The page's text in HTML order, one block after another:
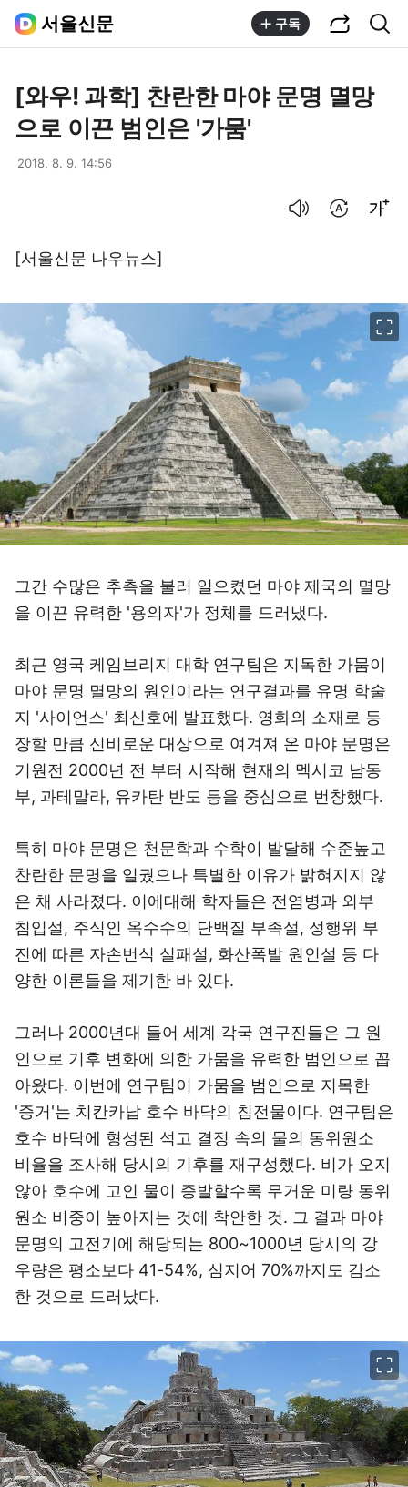
서울신문 구독
[와우! 과학] 찬란한 마야 문명 멸망
으로 이끈 범인은 '가뭄'
2018. 8. 9. 14:56
[서울신문 나우뉴스]
그간 수많은 추측을 불러 일으켰던 마야 제국의 멸망
을 이끈 유력한 '용의자'가 정체를 드러냈다.
최근 영국 케임브리지 대학 연구팀은 지독한 가뭄이
마야 문명 멸망의 원인이라는 연구결과를 유명 학술
지 '사이언스' 최신호에 발표했다. 영화의 소재로 등
장할 만큼 신비로운 대상으로 여겨져 온 마야 문명은
기원전 2000년 전 부터 시작해 현재의 멕시코 남동
부, 과테말라, 유카탄 반도 등을 중심으로 번창했다.
특히 마야 문명은 천문학과 수학이 발달해 수준높고
찬란한 문명을 일궜으나 특별한 이유가 밝혀지지 않
은 채 사라졌다. 이에대해 학자들은 전염병과 외부
침입설, 주식인 옥수수의 단백질 부족설, 성행위 부
진에 따른 자손번식 실패설, 화산폭발 원인설 등 다
양한 이론들을 제기한 바 있다.
그러나 2000년대 들어 세계 각국 연구진들은 그 원
인으로 기후 변화에 의한 가뭄을 유력한 범인으로 꼽
아왔다. 이번에 연구팀이 가뭄을 범인으로 지목한
'증거'는 치칸카납 호수 바닥의 침전물이다. 연구팀은
호수 바닥에 형성된 석고 결정 속의 물의 동위원소
비율을 조사해 당시의 기후를 재구성했다. 비가 오지
않아 호수에 고인 물이 증발할수록 무거운 미량 동위
원소 비중이 높아지는 것에 착안한 것. 그 결과 마야
문명의 고전기에 해당되는 800~1000년 당시의 강
우량은 평소보다 41-54%, 심지어 70%까지도 감소
한 것으로 드러났다.